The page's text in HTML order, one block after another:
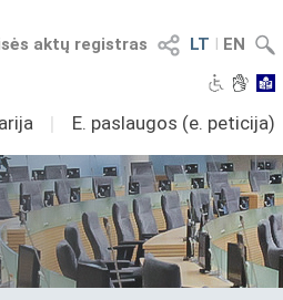
LT I EN
aktų registras
I E. paslaugos (e. peticija)